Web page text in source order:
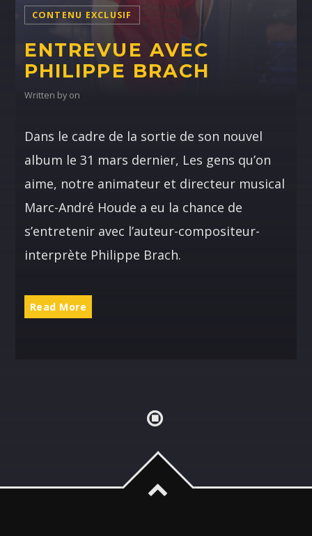
NOS ANIMATEURS
JUSTIN SAVOIE
H25
SANDRINE LABELLE
DOMINICK BOUCHARD
H25
ASHLEY COURNOYER NADEAU
H25
ALEX BOUCHARD
H25
CONTENU EXCLUSIF
ENTREVUE AVEC
PHILIPPE BRACH
Written by on
Dans le cadre de la sortie de son nouvel
album le 31 mars dernier, Les gens qu’on
aime, notre animateur et directeur musical
Marc-André Houde a eu la chance de
s’entretenir avec l’auteur-compositeur-
interprète Philippe Brach.
Read More